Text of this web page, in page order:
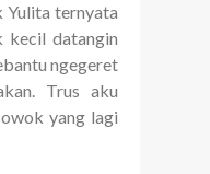
Yulita ternyata
kecil datangin
ngegeret
Trus aku
yang lagi